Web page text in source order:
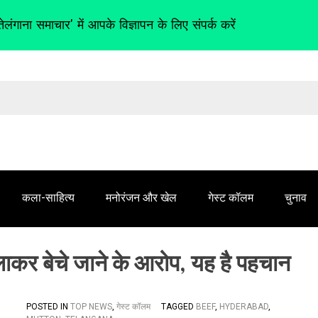
कला-साहित्य मनोरंजन और खेल गेस्ट कॉलम चुनाव
बेचे जाने के आरोप, यह है पहचान
POSTED IN TOP NEWS, गेस्ट कॉलम TAGGED BEEF, HYDERABAD,
समाचार' में आपके विज्ञापन के लिए संपर्क करें